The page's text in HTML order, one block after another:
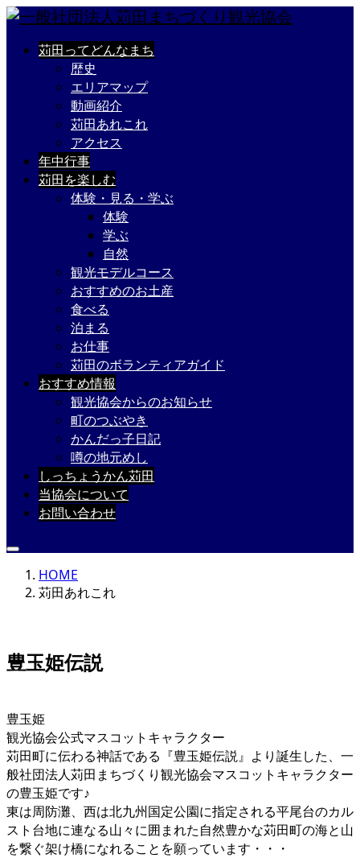
苅田ってどんなまち
歴史
エリアマップ
動画紹介
苅田あれこれ
アクセス
年中行事
苅田を楽しむ
体験・見る・学ぶ
体験
学ぶ
自然
観光モデルコース
おすすめのお土産
食べる
泊まる
お仕事
苅田のボランティアガイド
おすすめ情報
観光協会からのお知らせ
町のつぶやき
かんだっ子日記
噂の地元めし
しっちょうかん苅田
当協会について
お問い合わせ
HOME
苅田あれこれ
豊玉姫伝説
豊玉姫
観光協会公式マスコットキャラクター
苅田町に伝わる神話である『豊玉姫伝説』より誕生した、一
般社団法人苅田まちづくり観光協会マスコットキャラクター
の豊玉姫です♪
東は周防灘、西は北九州国定公園に指定される平尾台のカル
スト台地に連なる山々に囲まれた自然豊かな苅田町の海と山
を繋ぐ架け橋になれることを願っています・・・